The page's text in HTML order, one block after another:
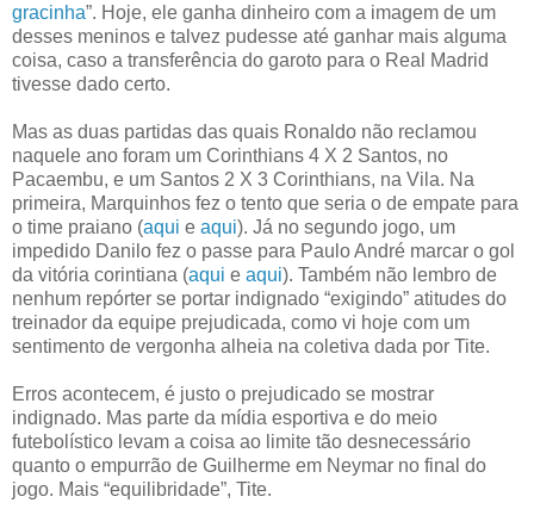
gracinha”. Hoje, ele ganha dinheiro com a imagem de um
desses meninos e talvez pudesse até ganhar mais alguma
coisa, caso a transferência do garoto para o Real Madrid
tivesse dado certo.
Mas as duas partidas das quais Ronaldo não reclamou
naquele ano foram um Corinthians 4 X 2 Santos, no
Pacaembu, e um Santos 2 X 3 Corinthians, na Vila. Na
primeira, Marquinhos fez o tento que seria o de empate para
o time praiano (aqui e aqui). Já no segundo jogo, um
impedido Danilo fez o passe para Paulo André marcar o gol
da vitória corintiana (aqui e aqui). Também não lembro de
nenhum repórter se portar indignado “exigindo” atitudes do
treinador da equipe prejudicada, como vi hoje com um
sentimento de vergonha alheia na coletiva dada por Tite.
Erros acontecem, é justo o prejudicado se mostrar
indignado. Mas parte da mídia esportiva e do meio
futebolístico levam a coisa ao limite tão desnecessário
quanto o empurrão de Guilherme em Neymar no final do
jogo. Mais “equilibridade”, Tite.